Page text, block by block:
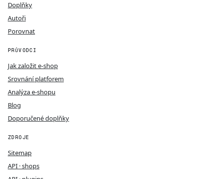
Doplňky
Autoři
Porovnat
PRŮVODCI
Jak založit e-shop
Srovnání platforem
Analýza e-shopu
Blog
Doporučené doplňky
ZDROJE
Sitemap
API · shops